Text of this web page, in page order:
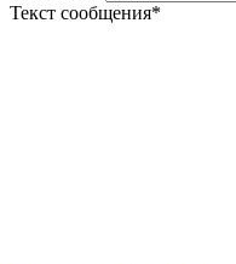
Текст сообщения*